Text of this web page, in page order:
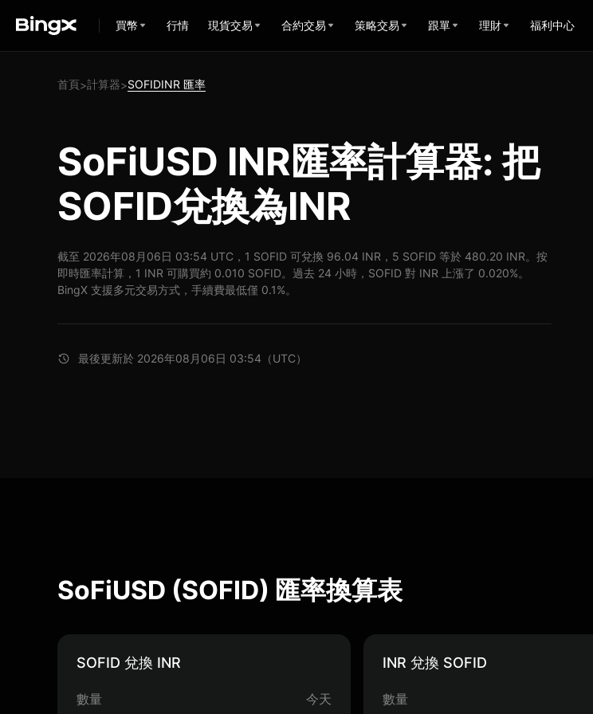
買幣 行情 現貨交易 合約交易 策略交易 跟單 理財 福利中心
首頁>計算器>SOFIDINR 匯率
SoFiUSD INR匯率計算器: 把
SOFID兌換為INR
截至 2026年08月06日 03:54 UTC，1 SOFID 可兌換 96.04 INR，5 SOFID 等於 480.20 INR。按
即時匯率計算，1 INR 可購買約 0.010 SOFID。過去 24 小時，SOFID 對 INR 上漲了 0.020%。
BingX 支援多元交易方式，手續費最低僅 0.1%。
最後更新於 2026年08月06日 03:54（UTC）
SoFiUSD (SOFID) 匯率換算表
SOFID 兌換 INR
數量 今天
INR 兌換 SOFID
數量